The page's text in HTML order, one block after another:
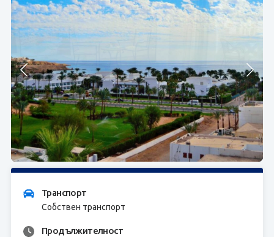
Визи
Контакти
За нас
ЗАПИТВАНЕ
Транспорт
Собствен транспорт
Продължителност